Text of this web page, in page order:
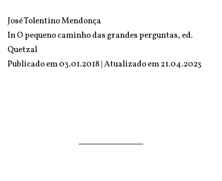
José Tolentino Mendonça
InO pequeno caminho das grandes perguntas, ed.
Quetzal
Publicado em 03.01.2018 | Atualizado em21.04.2023